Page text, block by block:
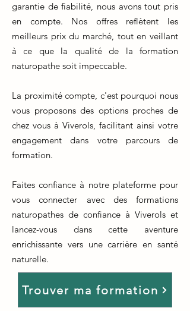
garantie de fiabilité, nous avons tout pris
en compte. Nos offres reflètent les
meilleurs prix du marché, tout en veillant
à ce que la qualité de la formation
naturopathe soit impeccable.
La proximité compte, c'est pourquoi nous
vous proposons des options proches de
chez vous à Viverols, facilitant ainsi votre
engagement dans votre parcours de
formation.
Faites confiance à notre plateforme pour
vous connecter avec des formations
naturopathes de confiance à Viverols et
lancez-vous dans cette aventure
enrichissante vers une carrière en santé
naturelle.
Trouver ma formation